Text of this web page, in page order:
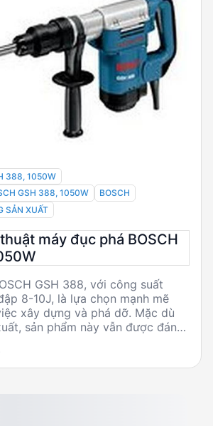
388, 1050W
GSH 388, 1050W
BOSCH
SẢN XUẤT
máy đục phá BOSCH
GSH 388, với công suất
8-10J, là lựa chọn mạnh mẽ
xây dựng và phá dỡ. Mặc dù
sản phẩm này vẫn được đánh
độ đập 2.800 lần/phút và trọng
388 phù hợp cho các kỹ sư và